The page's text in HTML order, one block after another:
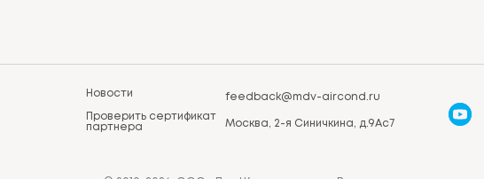
Новости
Проверить сертификат
партнера
feedback@mdv-aircond.ru
Москва, 2-я Синичкина, д.9Ас7